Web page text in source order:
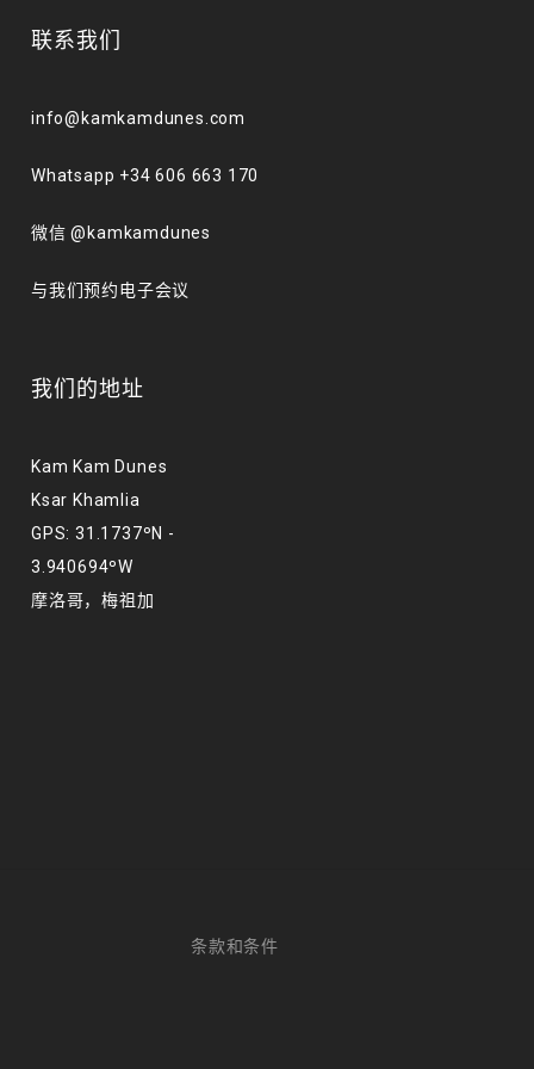
联系我们
info@kamkamdunes.com
Whatsapp +34 606 663 170
微信 @kamkamdunes
与我们预约电子会议
我们的地址
Kam Kam Dunes
Ksar Khamlia
GPS: 31.1737ºN -
3.940694ºW
摩洛哥，梅祖加
条款和条件